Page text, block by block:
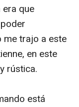
era que
me trajo a este
en este
rústica.
está